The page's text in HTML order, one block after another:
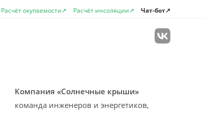
Расчёт окупаемости↗ Расчёт инсоляции↗ Чат-бот↗
Компания «Солнечные крыши»
команда инженеров и энергетиков,